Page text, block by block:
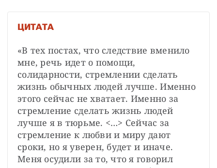
ЦИТАТА
«В тех постах, что следствие вменило
мне, речь идет о помощи,
солидарности, стремлении сделать
жизнь обычных людей лучше. Именно
этого сейчас не хватает. Именно за
стремление сделать жизнь людей
лучше я в тюрьме. <…> Сейчас за
стремление к любви и миру дают
сроки, но я уверен, будет и иначе.
Меня осудили за то, что я говорил